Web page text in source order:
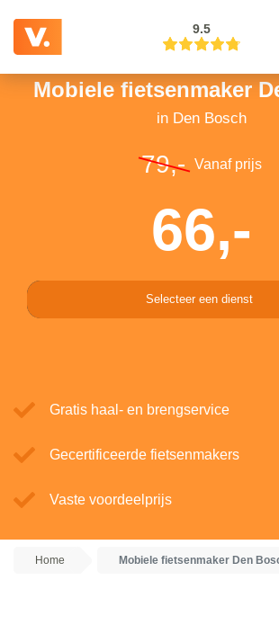
9.5
Mobiele fietsenmaker
in Den Bosch
79,- Vanaf prijs
66,-
Selecteer een dienst
Gratis haal- en brengservice
Gecertificeerde fietsenmakers
Vaste voordeelprijs
Home Mobiele fietsenmaker Den